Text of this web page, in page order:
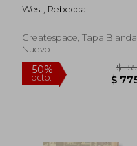
West, Rebecca
Createspace, Tapa Blanda,
Nuevo